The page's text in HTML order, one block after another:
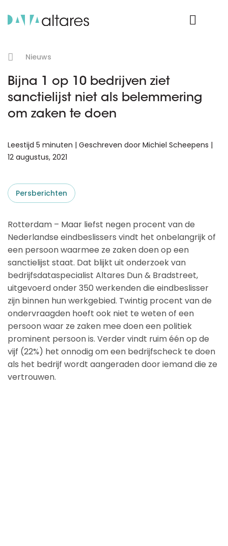
Nieuws
Bijna 1 op 10 bedrijven ziet
sanctielijst niet als belemmering
om zaken te doen
Leestijd 5 minuten | Geschreven door Michiel Scheepens |
12 augustus, 2021
Persberichten
Rotterdam – Maar liefst negen procent van de
Nederlandse eindbeslissers vindt het onbelangrijk of
een persoon waarmee ze zaken doen op een
sanctielijst staat. Dat blijkt uit onderzoek van
bedrijfsdataspecialist Altares Dun & Bradstreet,
uitgevoerd onder 350 werkenden die eindbeslisser
zijn binnen hun werkgebied. Twintig procent van de
ondervraagden hoeft ook niet te weten of een
persoon waar ze zaken mee doen een politiek
prominent persoon is. Verder vindt ruim één op de
vijf (22%) het onnodig om een bedrijfscheck te doen
als het bedrijf wordt aangeraden door iemand die ze
vertrouwen.